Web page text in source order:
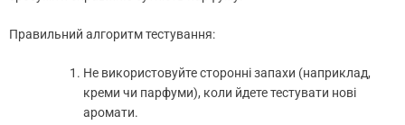
Правильний алгоритм тестування:
Не використовуйте сторонні запахи (наприклад,
креми чи парфуми), коли йдете тестувати нові
аромати.